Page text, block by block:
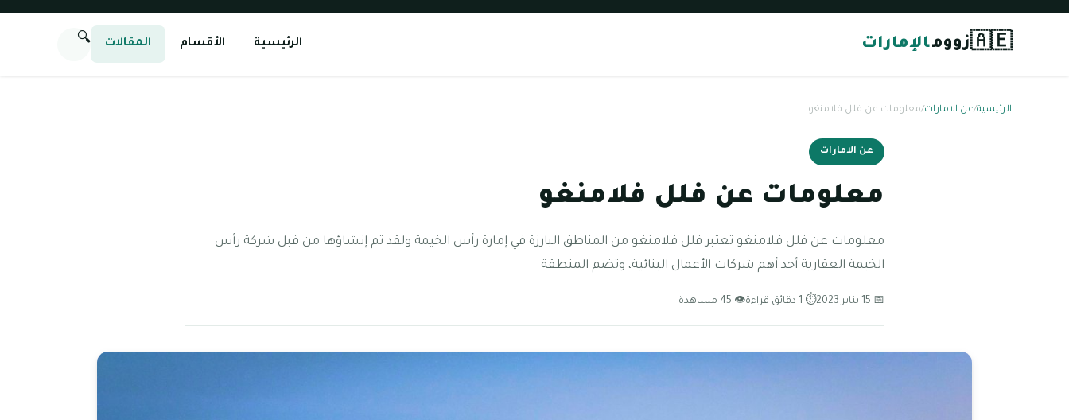
🇦🇪زوومالإمارات الرئيسية الأقسام المقالات 🔍
الرئيسية/عن الامارات/معلومات عن فلل فلامنغو
عن الامارات
معلومات عن فلل فلامنغو
معلومات عن فلل فلامنغو تعتبر فلل فلامنغو من المناطق البارزة في إمارة رأس الخيمة ولقد تم إنشاؤها من قبل شركة رأس
الخيمة العقارية أحد أهم شركات الأعمال البنائية، وتضم المنطقة
📅 15 يناير 2023 ⏱ 1 دقائق قراءة 👁 45 مشاهدة